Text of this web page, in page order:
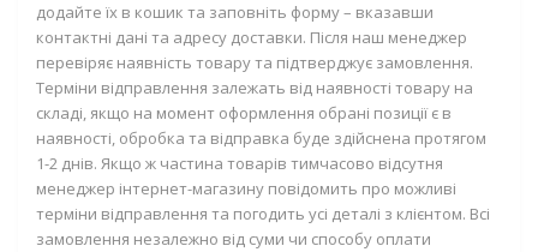
додайте їх в кошик та заповніть форму – вказавши
контактні дані та адресу доставки. Після наш менеджер
перевіряє наявність товару та підтверджує замовлення.
Терміни відправлення залежать від наявності товару на
складі, якщо на момент оформлення обрані позиції є в
наявності, обробка та відправка буде здійснена протягом
1-2 днів. Якщо ж частина товарів тимчасово відсутня
менеджер інтернет-магазину повідомить про можливі
терміни відправлення та погодить усі деталі з клієнтом. Всі
замовлення незалежно від суми чи способу оплати